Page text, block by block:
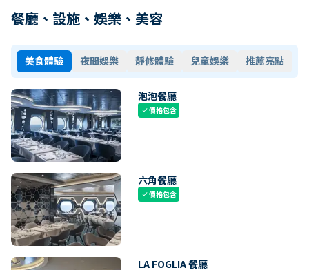
餐廳、設施、娛樂、美容
美食體驗 夜間娛樂 靜修體驗 兒童娛樂 推薦亮點
泡泡餐廳
check價格包含
六角餐廳
check價格包含
LA FOGLIA 餐廳